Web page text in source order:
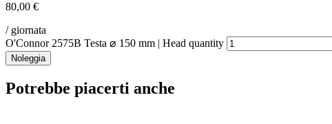
80,00 €
/ giornata
O'Connor 2575B Testa ⌀ 150 mm | Head quantity
Noleggia
Potrebbe piacerti anche